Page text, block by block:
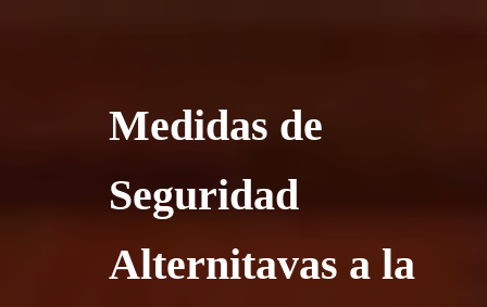
Medidas de
Seguridad
Alternitavas a la